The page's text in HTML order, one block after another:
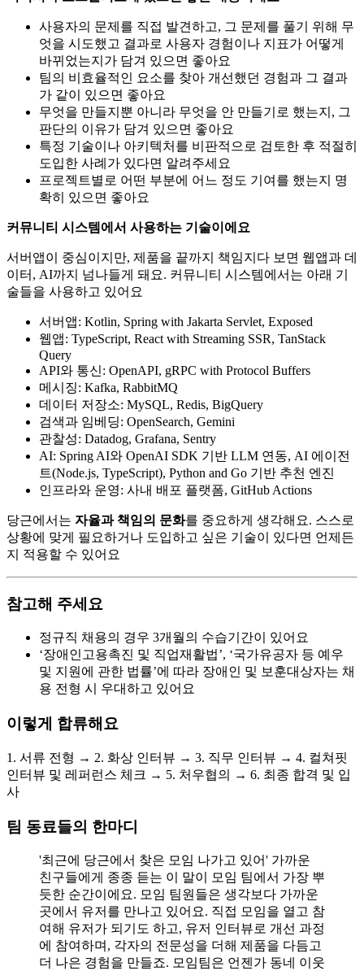
사용자의 문제를 직접 발견하고, 그 문제를 풀기 위해 무
엇을 시도했고 결과로 사용자 경험이나 지표가 어떻게
바뀌었는지가 담겨 있으면 좋아요
팀의 비효율적인 요소를 찾아 개선했던 경험과 그 결과
가 같이 있으면 좋아요
무엇을 만들지뿐 아니라 무엇을 안 만들기로 했는지, 그
판단의 이유가 담겨 있으면 좋아요
특정 기술이나 아키텍처를 비판적으로 검토한 후 적절히
도입한 사례가 있다면 알려주세요
프로젝트별로 어떤 부분에 어느 정도 기여를 했는지 명
확히 있으면 좋아요
커뮤니티 시스템에서 사용하는 기술이에요
서버앱이 중심이지만, 제품을 끝까지 책임지다 보면 웹앱과 데
이터, AI까지 넘나들게 돼요. 커뮤니티 시스템에서는 아래 기
술들을 사용하고 있어요
서버앱: Kotlin, Spring with Jakarta Servlet, Exposed
웹앱: TypeScript, React with Streaming SSR, TanStack
Query
API와 통신: OpenAPI, gRPC with Protocol Buffers
메시징: Kafka, RabbitMQ
데이터 저장소: MySQL, Redis, BigQuery
검색과 임베딩: OpenSearch, Gemini
관찰성: Datadog, Grafana, Sentry
AI: Spring AI와 OpenAI SDK 기반 LLM 연동, AI 에이전
트(Node.js, TypeScript), Python and Go 기반 추천 엔진
인프라와 운영: 사내 배포 플랫폼, GitHub Actions
당근에서는 자율과 책임의 문화를 중요하게 생각해요. 스스로
상황에 맞게 필요하거나 도입하고 싶은 기술이 있다면 언제든
지 적용할 수 있어요
참고해 주세요
정규직 채용의 경우 3개월의 수습기간이 있어요
‘장애인고용촉진 및 직업재활법’, ‘국가유공자 등 예우
및 지원에 관한 법률’에 따라 장애인 및 보훈대상자는 채
용 전형 시 우대하고 있어요
이렇게 합류해요
1. 서류 전형 → 2. 화상 인터뷰 → 3. 직무 인터뷰 → 4. 컬쳐핏
인터뷰 및 레퍼런스 체크 → 5. 처우협의 → 6. 최종 합격 및 입
사
팀 동료들의 한마디
'최근에 당근에서 찾은 모임 나가고 있어' 가까운
친구들에게 종종 듣는 이 말이 모임 팀에서 가장 뿌
듯한 순간이에요. 모임 팀원들은 생각보다 가까운
곳에서 유저를 만나고 있어요. 직접 모임을 열고 참
여해 유저가 되기도 하고, 유저 인터뷰로 개선 과정
에 참여하며, 각자의 전문성을 더해 제품을 다듬고
더 나은 경험을 만들죠. 모임팀은 언젠가 동네 이웃